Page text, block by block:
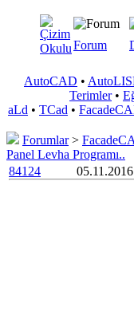
Forum
AutoCAD •
Terimler•
aLd • TCad •
Forumlar>
Panel Levha Programı..
84124